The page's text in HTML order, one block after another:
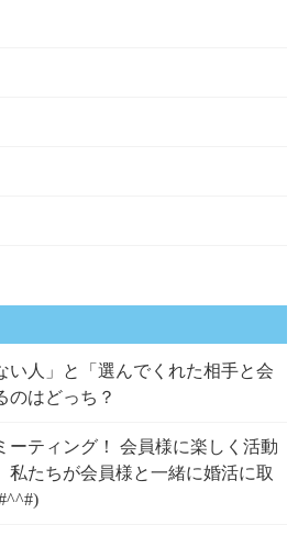
い人」と「選んでくれた相手と会
のはどっち？
ーティング！ 会員様に楽しく活動
私たちが会員様と一緒に婚活に取